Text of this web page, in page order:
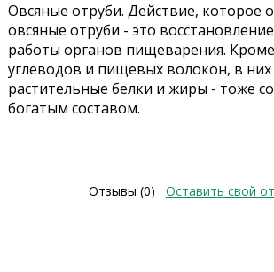
Овсяные отруби. Действие, которое
овсяные отруби - это
работы органов пищеварения.
углеводов и пищевых волокон, в них
растительные белки и жиры - тоже
богатым составом.
Отзывы (0) Оставить свой